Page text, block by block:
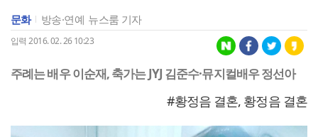
문화 방송·연예 뉴스룸 기자
입력 2016. 02. 26 10:23
주례는 배우 이순재, 축가는 JYJ 김준수·뮤지컬배우 정선아
#황정음 결혼, 황정음 결혼